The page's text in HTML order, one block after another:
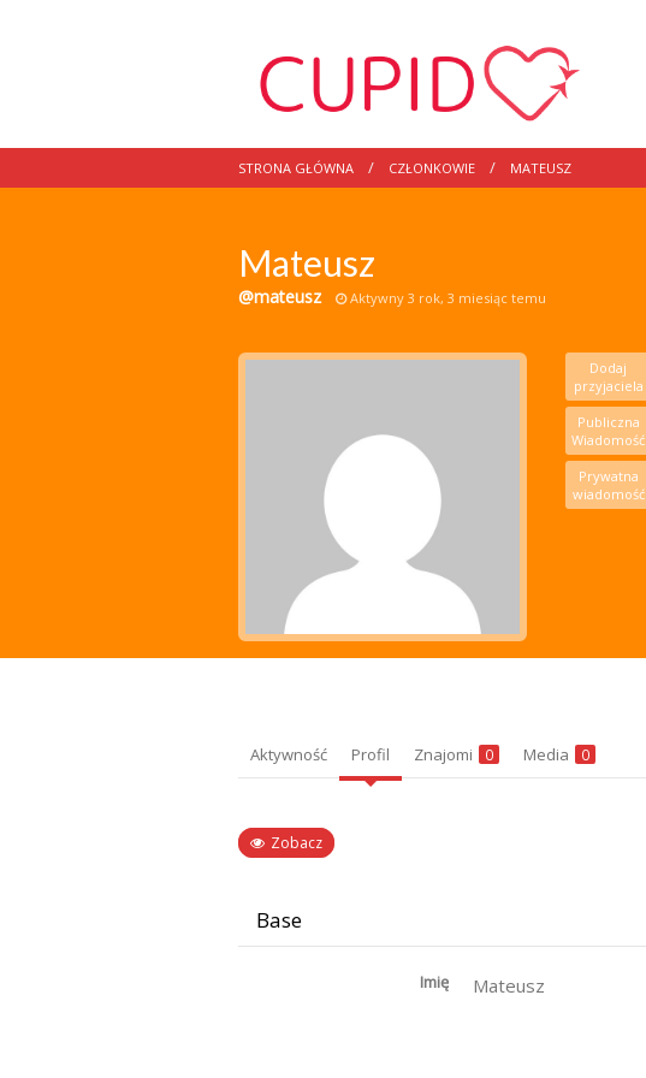
STRONA GŁÓWNA CZŁONKOWIE MATEUSZ
Mateusz
@mateusz Aktywny 3 rok, 3 miesiąc temu
Dodaj
przyjaciela
Publiczna
Wiadomość
Prywatna
wiadomość
Aktywność Profil Znajomi 0 Media 0
Zobacz
Base
Imię Mateusz